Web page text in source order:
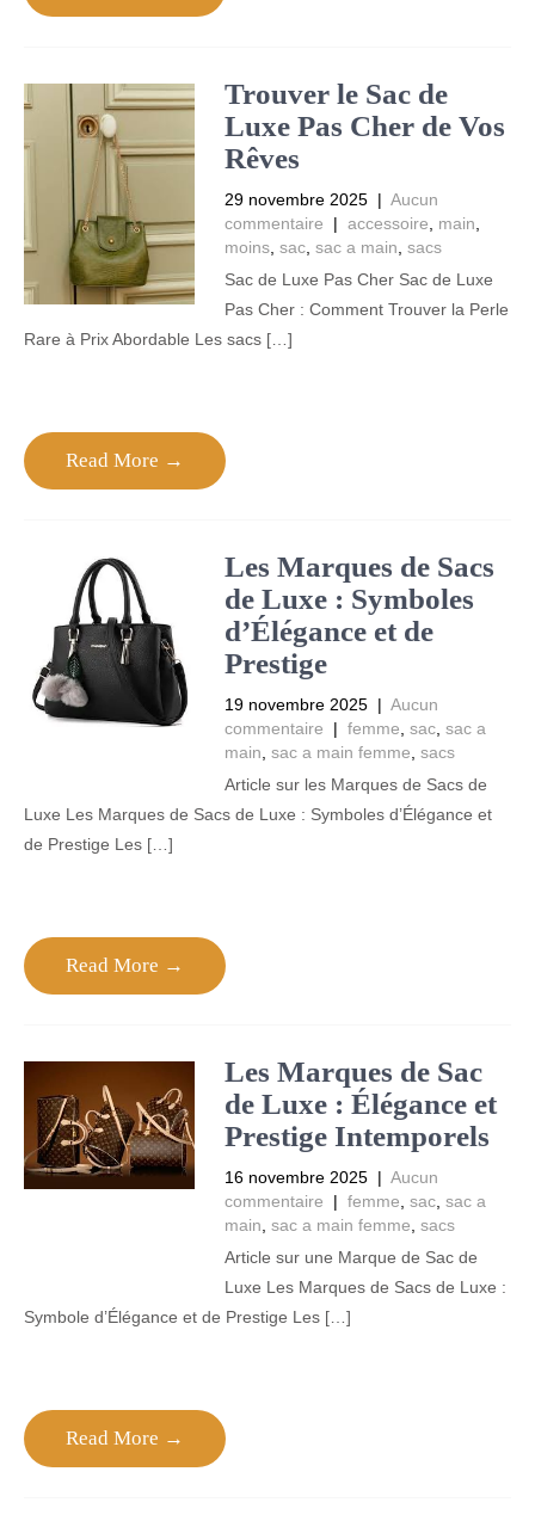
Trouver le Sac de
Luxe Pas Cher de Vos
Rêves
29 novembre 2025 | Aucun
commentaire
| accessoire main
moins, sac, sac a main sacs
Sac de Luxe Pas Cher Sac de Luxe
Pas Cher : Comment Trouver la Perle
Rare à Prix Abordable Les sacs […]
Read More →
Les Marques de Sacs
de Luxe : Symboles
d’Élégance et de
Prestige
19 novembre 2025 | Aucun
commentaire
| femme sac, sac a
main sac a main femme sacs
Article sur les Marques de Sacs de
Luxe Les Marques de Sacs de Luxe : Symboles d’Élégance et
de Prestige Les […]
Read More →
Les Marques de Sac
de Luxe : Élégance et
Prestige Intemporels
16 novembre 2025 | Aucun
commentaire
| femme sac, sac a
main sac a main femme sacs
Article sur une Marque de Sac de
Luxe Les Marques de Sacs de Luxe :
Symbole d’Élégance et de Prestige Les […]
Read More →